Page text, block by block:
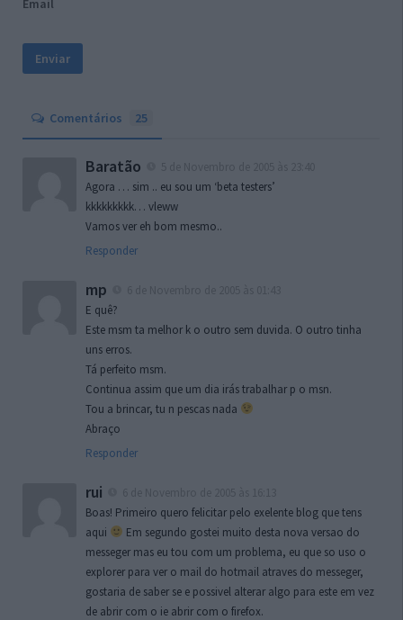
Email
Comentários 25
Baratão
Agora … sim .. eu sou um ‘beta testers’
kkkkkkkkk… vleww
Vamos ver eh bom mesmo..
Responder
mp
E quê?
Este msm ta melhor k o outro sem duvida. O outro tinha
uns erros.
Tá perfeito msm.
Continua assim que um dia irás trabalhar p o msn.
Tou a brincar, tu n pescas nada
Abraço
Responder
rui
Boas! Primeiro quero felicitar pelo exelente blog que tens
aqui
Em segundo gostei muito desta nova versao do
messeger mas eu tou com um problema, eu que so uso o
explorer para ver o mail do hotmail atraves do messeger,
gostaria de saber se e possivel alterar algo para este em vez
de abrir com o ie abrir com o firefox.